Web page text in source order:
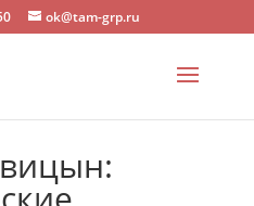
ok@tam-grp.ru